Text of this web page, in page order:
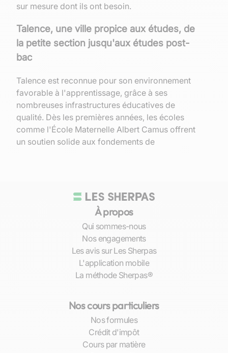
sur mesure dont ils ont besoin.
Talence, une ville propice aux études, de
la petite section jusqu'aux études post-
bac
Talence est reconnue pour son environnement
favorable à l'apprentissage, grâce à ses
nombreuses infrastructures éducatives de
qualité. Dès les premières années, les écoles
comme l'École Maternelle Albert Camus offrent
un soutien solide aux fondements de
de cette excellence, préparant efficacement les
élèves aux défis des études supérieures. Située
à proximité de prestigieuses universités et
grandes écoles, comme l'Université de
Bordeaux, Talence est un tremplin pour les
carrières futures, valorisantune approche
multidisciplinaireet innovante de
Les sites historiques tels que le Château de
Thouars et les événements culturels enrichissent
l'expérience éducative, en offrant aux jeunes
Talençais des opportunités d'apprentissage
À propos
Qui sommes-nous
Nos engagements
Les avis sur Les Sherpas
L'application mobile
La méthode Sherpas®
Nos cours particuliers
Nos formules
Crédit d'impôt
Cours par matière